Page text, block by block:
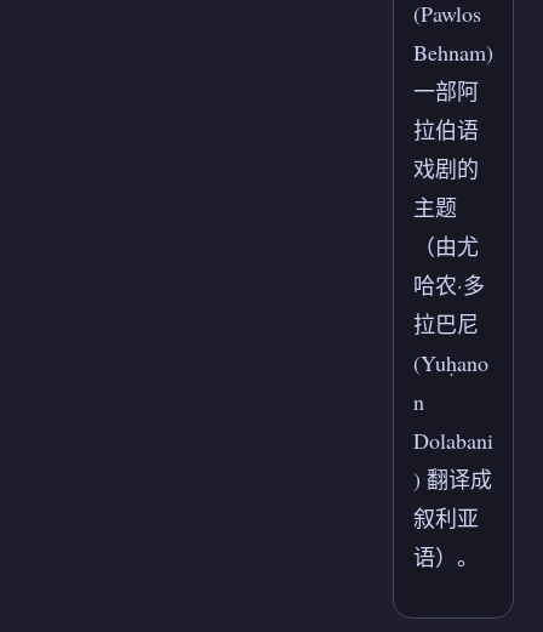
(Pawlos
Behnam)
一部阿
拉伯语
戏剧的
主题
（由尤
哈农·多
拉巴尼
(Yuḥano
n
Dolabani
) 翻译成
叙利亚
语）。